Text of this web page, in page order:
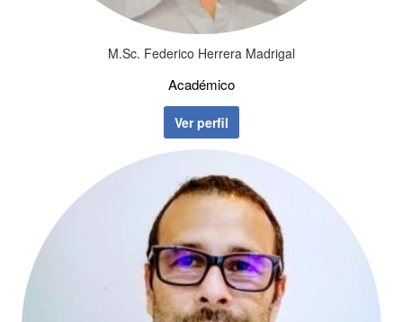
M.Sc. Federico Herrera Madrigal
Académico
Ver perfil